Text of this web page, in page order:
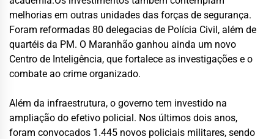
melhorias em outras unidades das forças de segurança.
Foram reformadas 80 delegacias de Polícia Civil, além de
quartéis da PM. O Maranhão ganhou ainda um novo
Centro de Inteligência, que fortalece as investigações e o
combate ao crime organizado.
Além da infraestrutura, o governo tem investido na
ampliação do efetivo policial. Nos últimos dois anos,
foram convocados 1.445 novos policiais militares, sendo